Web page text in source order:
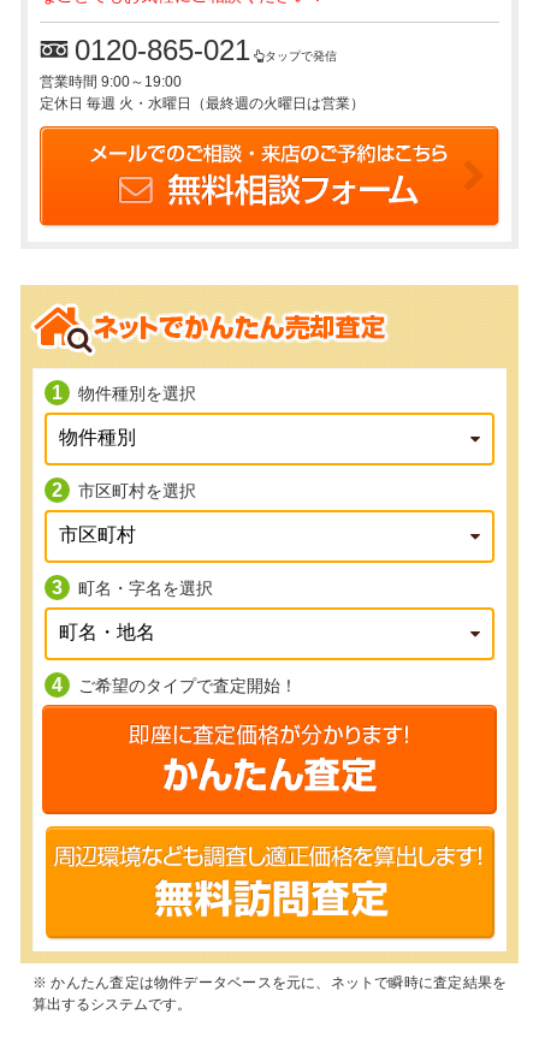
0120-865-021 タップで発信
営業時間 9:00～19:00
定休日 毎週 火・水曜日（最終週の火曜日は営業）
物件種別を選択
市区町村を選択
町名・字名を選択
ご希望のタイプで査定開始！
※ かんたん査定は物件データベースを元に、ネットで瞬時に査定結果を
算出するシステムです。